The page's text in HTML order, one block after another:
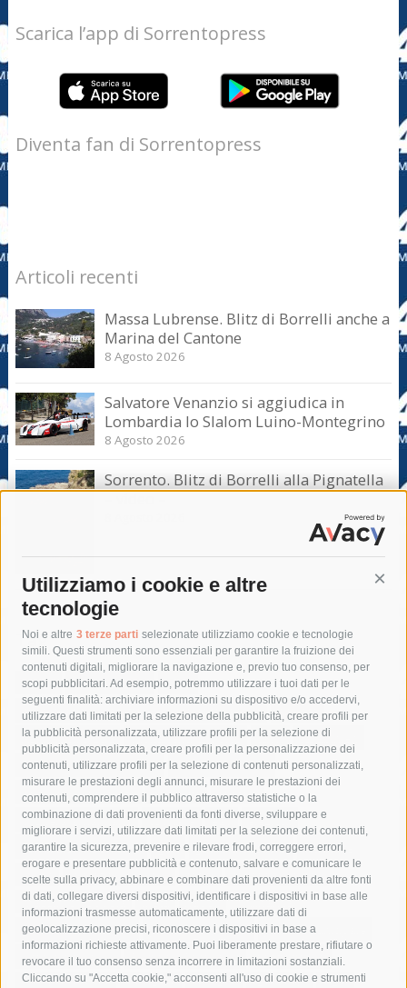
Utilizziamo i cookie e altre
tecnologie
Noi e altre 3 terze parti selezionate utilizziamo cookie e tecnologie
simili. Questi strumenti sono essenziali per garantire la fruizione dei
contenuti digitali, migliorare la navigazione e, previo tuo consenso, per
scopi pubblicitari. Ad esempio, potremmo utilizzare i tuoi dati per le
seguenti finalità: archiviare informazioni su dispositivo e/o accedervi,
utilizzare dati limitati per la selezione della pubblicità, creare profili per
la pubblicità personalizzata, utilizzare profili per la selezione di
pubblicità personalizzata, creare profili per la personalizzazione dei
contenuti, utilizzare profili per la selezione di contenuti personalizzati,
misurare le prestazioni degli annunci, misurare le prestazioni dei
contenuti, comprendere il pubblico attraverso statistiche o la
combinazione di dati provenienti da fonti diverse, sviluppare e
migliorare i servizi, utilizzare dati limitati per la selezione dei contenuti,
garantire la sicurezza, prevenire e rilevare frodi, correggere errori,
erogare e presentare pubblicità e contenuto, salvare e comunicare le
scelte sulla privacy, abbinare e combinare dati provenienti da altre fonti
di dati, collegare diversi dispositivi, identificare i dispositivi in base alle
informazioni trasmesse automaticamente, utilizzare dati di
geolocalizzazione precisi, riconoscere i dispositivi in base a
informazioni richieste attivamente. Puoi liberamente prestare, rifiutare o
revocare il tuo consenso senza incorrere in limitazioni sostanziali.
Cliccando su "Accetta cookie," acconsenti all'uso di cookie e strumenti
Scarica l’app di Sorrentopress
Diventa fan di Sorrentopress
Articoli recenti
Massa Lubrense. Blitz di Borrelli anche a
Marina del Cantone
8 Agosto 2026
Salvatore Venanzio si aggiudica in
Lombardia lo Slalom Luino-Montegrino
8 Agosto 2026
Sorrento. Blitz di Borrelli alla Pignatella
– video –
Tag
acqua allerta meteo
anas
area marina protetta di punta campanella
arresto
Asl Napoli 3 sud
capitaneria di porto capri
carabinieri
castellammare di stabia
circumvesuviana
comune di sorrento
concerto
contagi
costiera amalfitana
covid-19 eav
elezioni
fondazione sorrento
gori guardia costiera
incidente
lavori
lorenzo balducelli mare
massa lubrense
massimo coppola
Meta napoli
ordinanza
penisola sorrentina
piano di sorrento
polizia municipale
protezione civile
Regione Campania
sant'agnello
sindaco cuomo
sorrento studenti temporali treni